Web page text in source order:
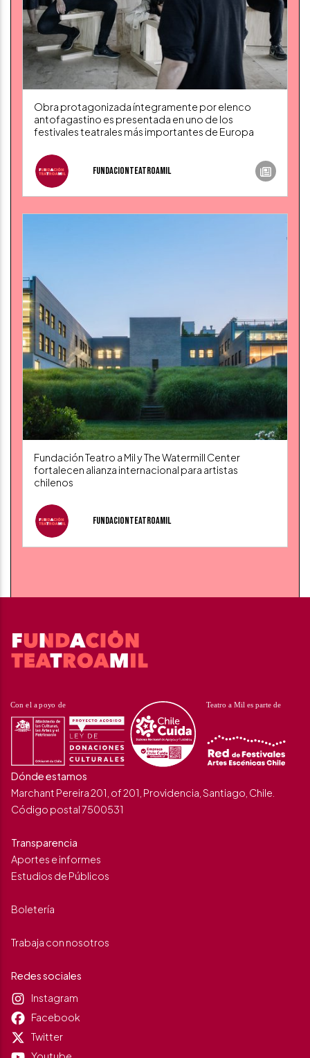
Obra protagonizada íntegramente por elenco
antofagastino es presentada en uno de los
festivales teatrales más importantes de Europa
fundacionteatroamil
Fundación Teatro a Mil y The Watermill Center
fortalecen alianza internacional para artistas
chilenos
fundacionteatroamil
Dónde estamos
Marchant Pereira 201, of 201, Providencia, Santiago, Chile.
Código postal 7500531
Transparencia
Aportes e informes
Estudios de Públicos
Boletería
Trabaja con nosotros
Redes sociales
Instagram
Facebook
Twitter